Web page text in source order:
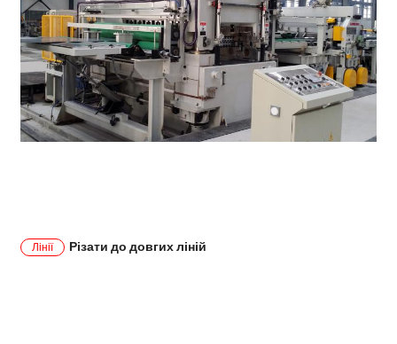
Лінії Різати до довгих ліній